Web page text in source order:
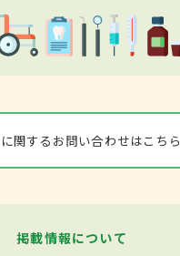
関するお問い合わせはこちら
掲載情報について